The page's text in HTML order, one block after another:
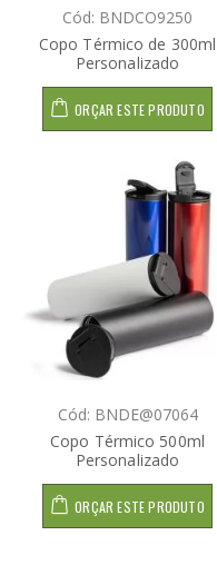
Cód: BNDCO9250
Copo Térmico de 300ml
Personalizado
ORÇAR ESTE PRODUTO
Cód: BNDE@07064
Copo Térmico 500ml
Personalizado
ORÇAR ESTE PRODUTO